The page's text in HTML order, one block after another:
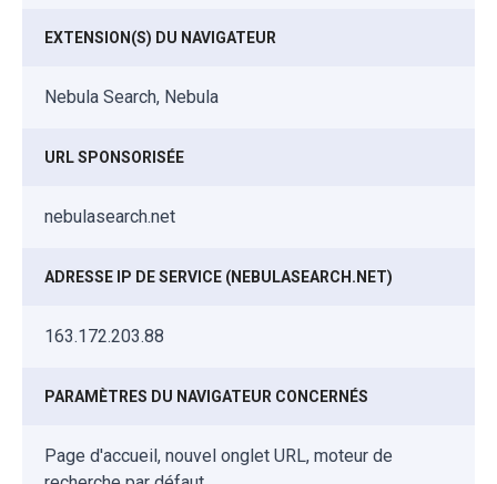
EXTENSION(S) DU NAVIGATEUR
Nebula Search, Nebula
URL SPONSORISÉE
nebulasearch.net
ADRESSE IP DE SERVICE (NEBULASEARCH.NET)
163.172.203.88
PARAMÈTRES DU NAVIGATEUR CONCERNÉS
Page d'accueil, nouvel onglet URL, moteur de